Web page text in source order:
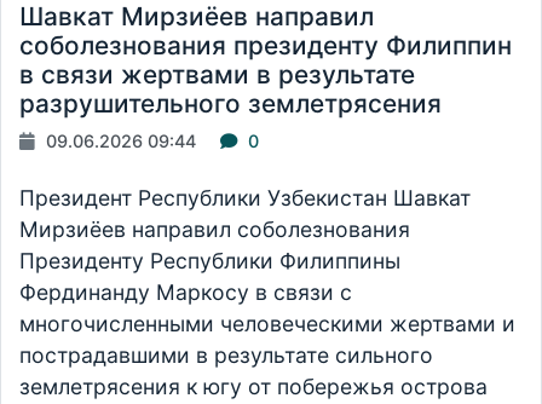
Шавкат Мирзиёев направил
соболезнования президенту Филиппин
в связи жертвами в результате
разрушительного землетрясения
09.06.2026 09:44 0
Президент Республики Узбекистан Шавкат
Мирзиёев направил соболезнования
Президенту Республики Филиппины
Фердинанду Маркосу в связи с
многочисленными человеческими жертвами и
пострадавшими в результате сильного
землетрясения к югу от побережья острова